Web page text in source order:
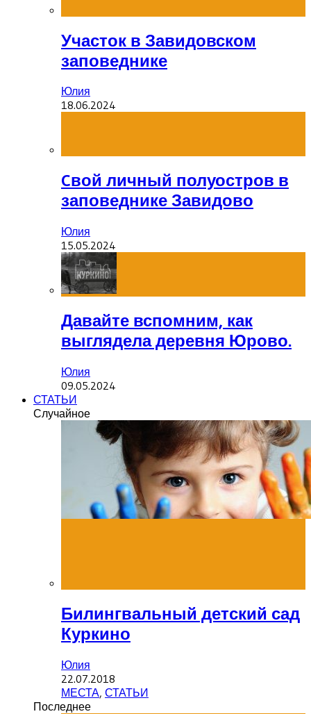
Участок в Завидовском
заповеднике
Юлия
18.06.2024
Cвой личный полуостров в
заповеднике Завидово
Юлия
15.05.2024
Давайте вспомним, как
выглядела деревня Юрово.
Юлия
09.05.2024
СТАТЬИ
Случайное
Билингвальный детский сад
Куркино
Юлия
22.07.2018
МЕСТА, СТАТЬИ
Последнее